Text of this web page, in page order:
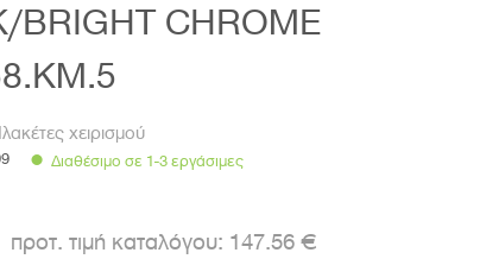
Παιδικά
BRIGHT CHROME
χειρισμού
Διαθέσιμο σε 1-3 εργάσιμες
147.56 €